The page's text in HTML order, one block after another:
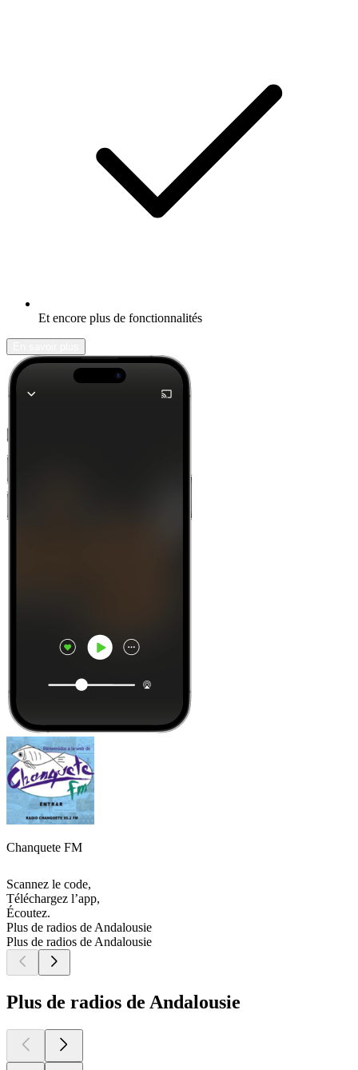
Et encore plus de fonctionnalités
Chanquete FM
Scannez le code,
Téléchargez l’app,
Écoutez.
Plus de radios de Andalousie
Plus de radios de Andalousie
Plus de radios de Andalousie